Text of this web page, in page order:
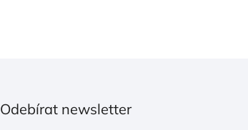
Odebírat newsletter